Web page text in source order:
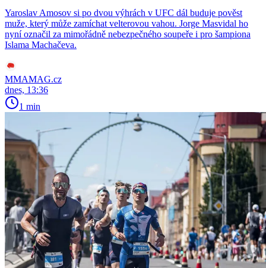
Yaroslav Amosov si po dvou výhrách v UFC dál buduje pověst
muže, který může zamíchat velterovou vahou. Jorge Masvidal ho
nyní označil za mimořádně nebezpečného soupeře i pro šampiona
Islama Machačeva.
MMAMAG.cz
dnes, 13:36
1 min